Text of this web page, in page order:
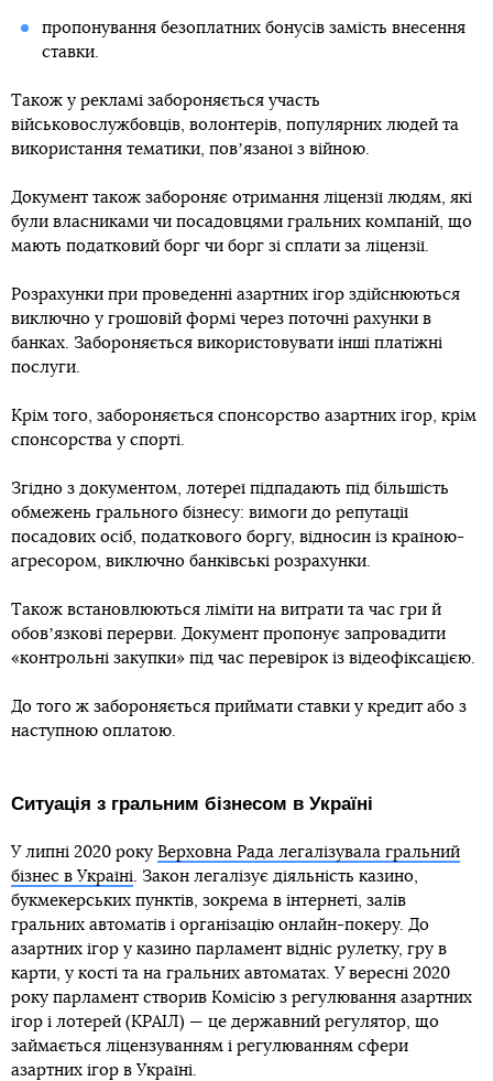
пропонування безоплатних бонусів замість внесення
ставки.
Також у рекламі забороняється участь
військовослужбовців, волонтерів, популярних людей та
використання тематики, повʼязаної з війною.
Документ також забороняє отримання ліцензії людям, які
були власниками чи посадовцями гральних компаній, що
мають податковий борг чи борг зі сплати за ліцензії.
Розрахунки при проведенні азартних ігор здійснюються
виключно у грошовій формі через поточні рахунки в
банках. Забороняється використовувати інші платіжні
послуги.
Крім того, забороняється спонсорство азартних ігор, крім
спонсорства у спорті.
Згідно з документом, лотереї підпадають під більшість
обмежень грального бізнесу: вимоги до репутації
посадових осіб, податкового боргу, відносин із країною-
агресором, виключно банківські розрахунки.
Також встановлюються ліміти на витрати та час гри й
обовʼязкові перерви. Документ пропонує запровадити
«контрольні закупки» під час перевірок із відеофіксацією.
До того ж забороняється приймати ставки у кредит або з
наступною оплатою.
Ситуація з гральним бізнесом в Україні
У липні 2020 року Верховна Рада легалізувала гральний
бізнес в Україні. Закон легалізує діяльність казино,
букмекерських пунктів, зокрема в інтернеті, залів
гральних автоматів і організацію онлайн-покеру. До
азартних ігор у казино парламент відніс рулетку, гру в
карти, у кості та на гральних автоматах. У вересні 2020
року парламент створив Комісію з регулювання азартних
ігор і лотерей (КРАІЛ) — це державний регулятор, що
займається ліцензуванням і регулюванням сфери
азартних ігор в Україні.